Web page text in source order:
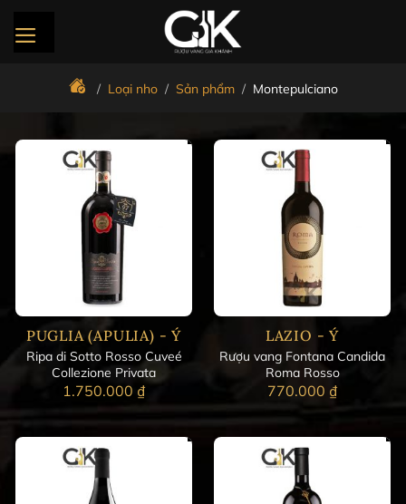
qua
/ Loại nho / Sản phẩm / Montepulciano
PUGLIA (APULIA) - Ý
Ripa di Sotto Rosso Cuveé
Collezione Privata
1.750.000 ₫
LAZIO - Ý
Rượu vang Fontana Candida
Roma Rosso
770.000 ₫